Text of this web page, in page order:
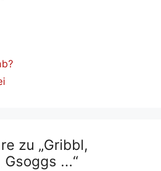
zu „Gribbl,
...“